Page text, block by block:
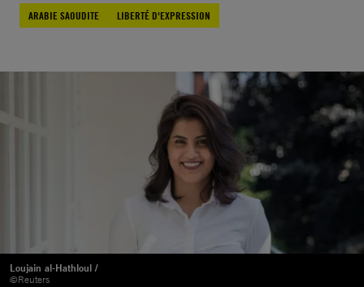
ARABIE SAOUDITE
LIBERTÉ D'EXPRESSION
Loujain al-Hathloul /
©Reuters